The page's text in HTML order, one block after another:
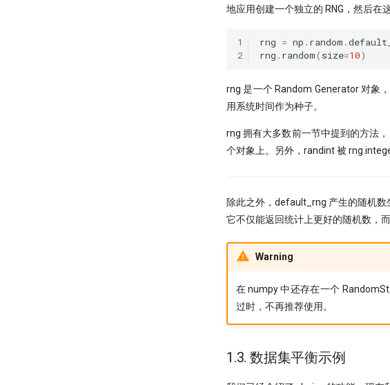
地应用创建一个独立的 RNG，然后在
1
2
rng = np . random .
rng . random( size=10)
rng 是一个 Random Generator 对象
用系统时间作为种子。
rng 拥有大多数前一节中提到的方法
个对象上。另外，randint 被
除此之外，default_rng 产生的随机数
它不仅能返回统计上更好的随机数，
Warning
在 numpy 中还存在一个
过时，不再推荐使用。
1.3. 数据集平衡示例